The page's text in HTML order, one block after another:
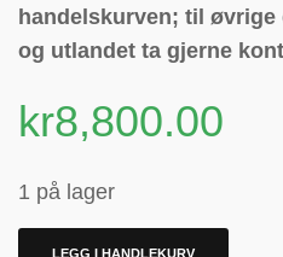
handelskurven; til
og utlandet ta gjerne
kr8,800.00
1 på lager
LEGG I HANDLEKURV